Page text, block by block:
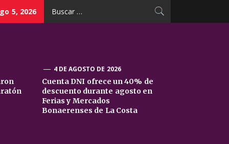
5, 2026
4 DE AGOSTO DE 2026
Cuenta DNI ofrece un 40% de
descuento durante agosto en
Ferias y Mercados
Bonaerenses de La Costa